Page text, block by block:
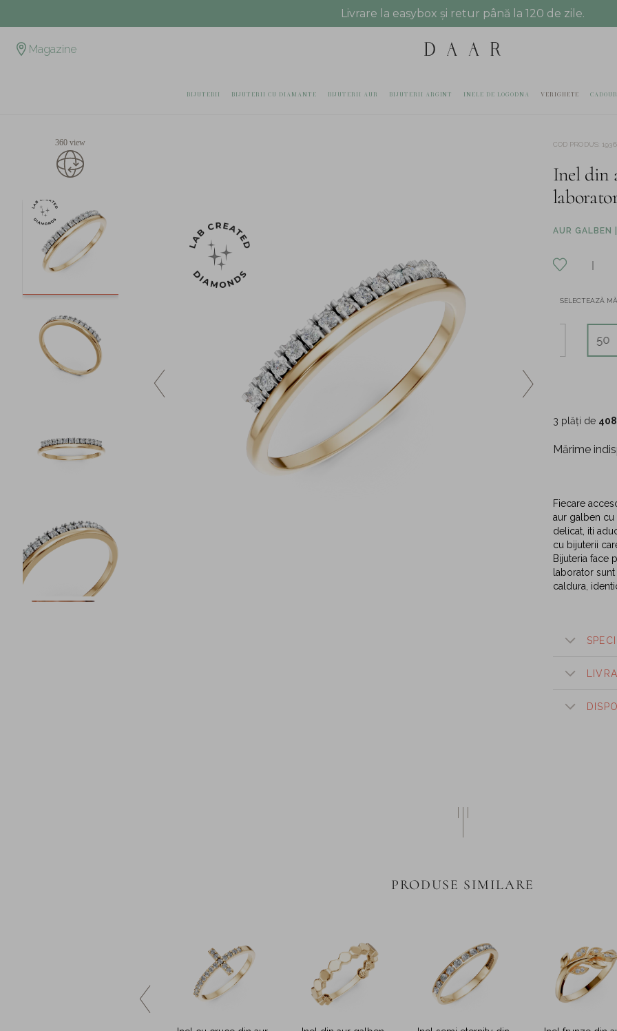
Livrare la easybox și retur până la 120 de zile.
Magazine
BIJUTERII BIJUTERII CU DIAMANTE BIJUTERII AUR BIJUTERII ARGINT INELE DE LOGODNA VERIGHETE
360 view COD PRODUS:
Inel din
AUR GALBEN
SELECTEAZĂ
50
3 plăți de
Mărime
Fiecare
aur galben cu
delicat, iti
cu bijuterii
Bijuteria face
laborator
caldura,
PRODUSE SIMILARE